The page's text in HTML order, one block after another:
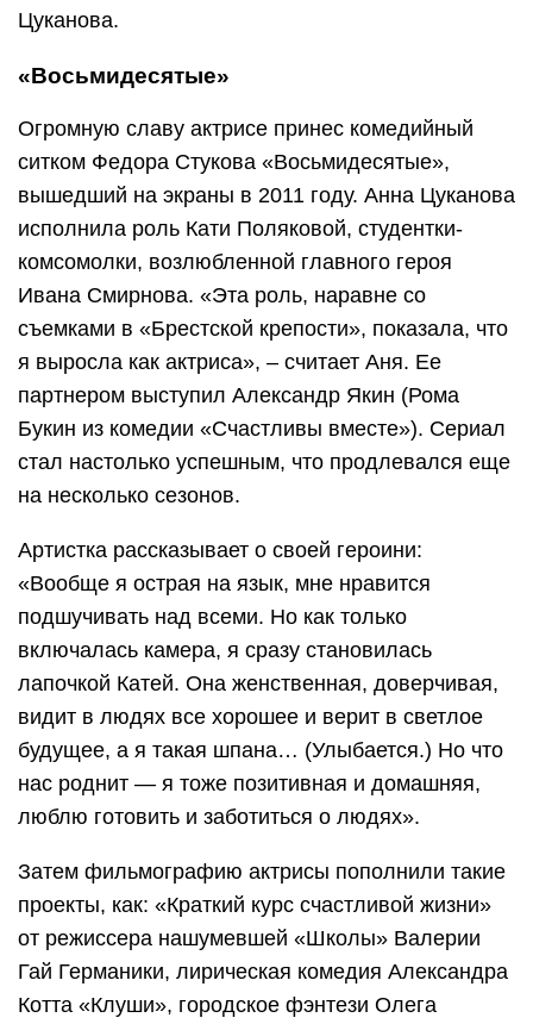
Цуканова.
«Восьмидесятые»
Огромную славу актрисе принес комедийный
ситком Федора Стукова «Восьмидесятые»,
вышедший на экраны в 2011 году. Анна Цуканова
исполнила роль Кати Поляковой, студентки-
комсомолки, возлюбленной главного героя
Ивана Смирнова. «Эта роль, наравне со
съемками в «Брестской крепости», показала, что
я выросла как актриса», – считает Аня. Ее
партнером выступил Александр Якин (Рома
Букин из комедии «Счастливы вместе»). Сериал
стал настолько успешным, что продлевался еще
на несколько сезонов.
Артистка рассказывает о своей героини:
«Вообще я острая на язык, мне нравится
подшучивать над всеми. Но как только
включалась камера, я сразу становилась
лапочкой Катей. Она женственная, доверчивая,
видит в людях все хорошее и верит в светлое
будущее, а я такая шпана… (Улыбается.) Но что
нас роднит — я тоже позитивная и домашняя,
люблю готовить и заботиться о людях».
Затем фильмографию актрисы пополнили такие
проекты, как: «Краткий курс счастливой жизни»
от режиссера нашумевшей «Школы» Валерии
Гай Германики, лирическая комедия Александра
Котта «Клуши», городское фэнтези Олега